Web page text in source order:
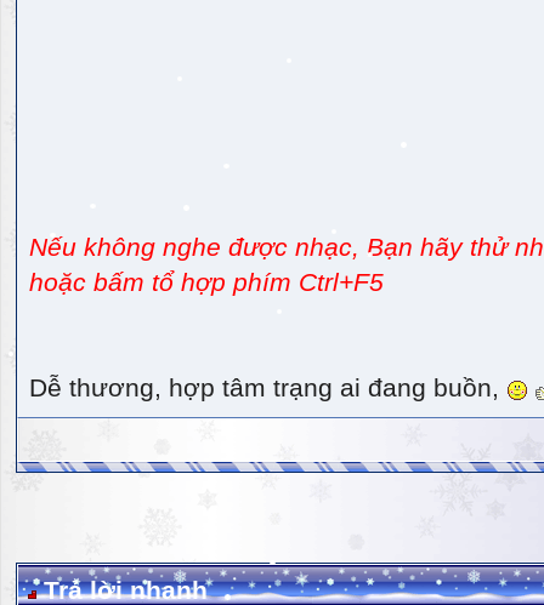
Nếu không nghe được nhạc, Bạn hãy thử
hoặc bấm tổ hợp phím Ctrl+F5
Dễ thương, hợp tâm trạng ai đang buồn,
Trả lời nhanh